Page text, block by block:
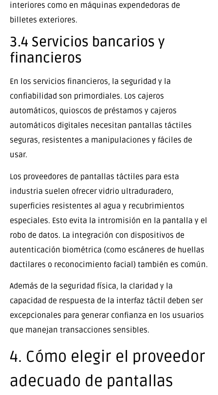
interiores como en máquinas expendedoras de
billetes exteriores.
3.4 Servicios bancarios y
financieros
En los servicios financieros, la seguridad y la
confiabilidad son primordiales. Los cajeros
automáticos, quioscos de préstamos y cajeros
automáticos digitales necesitan pantallas táctiles
seguras, resistentes a manipulaciones y fáciles de
usar.
Los proveedores de pantallas táctiles para esta
industria suelen ofrecer vidrio ultraduradero,
superficies resistentes al agua y recubrimientos
especiales. Esto evita la intromisión en la pantalla y el
robo de datos. La integración con dispositivos de
autenticación biométrica (como escáneres de huellas
dactilares o reconocimiento facial) también es común.
Además de la seguridad física, la claridad y la
capacidad de respuesta de la interfaz táctil deben ser
excepcionales para generar confianza en los usuarios
que manejan transacciones sensibles.
4. Cómo elegir el proveedor
adecuado de pantallas